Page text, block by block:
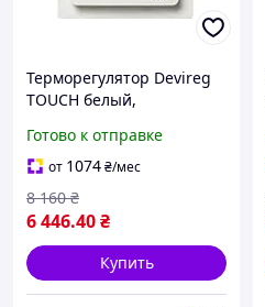
Терморегулятор Devireg
TOUCH белый,
термостат, регулятор
теплого пола 140F1064
Готово к отправке
от 1074₴/мес
6 446.40₴
8 160 ₴
Купить